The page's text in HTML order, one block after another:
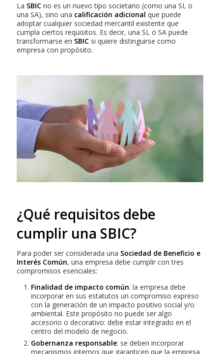
La SBICno es un nuevo tipo societario (como una SL o
una SA), sino una calificación adicional que puede
adoptar cualquier sociedad mercantil existente que
cumpla ciertos requisitos. Es decir, una SL o SA puede
transformarse en SBICsi quiere distinguirse como
empresa con propósito.
¿Qué requisitos debe
cumplir una SBIC?
Para poder ser considerada una Sociedad de Beneficio e
Interés Común, una empresa debe cumplir con tres
compromisos esenciales:
Finalidad de impacto común: la empresa debe
incorporar en sus estatutos un compromiso expreso
con la generación de un impacto positivo social y/o
ambiental. Este propósito no puede ser algo
accesorio o decorativo: debe estar integrado en el
centro del modelo de negocio.
Gobernanza responsable: se deben incorporar
mecanismos internos que garanticen que la empresa